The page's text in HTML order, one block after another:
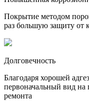
Покрытие методом
раз большую защиту от
Долговечность
Благодаря хорошей
первоначальный вид на
ремонта